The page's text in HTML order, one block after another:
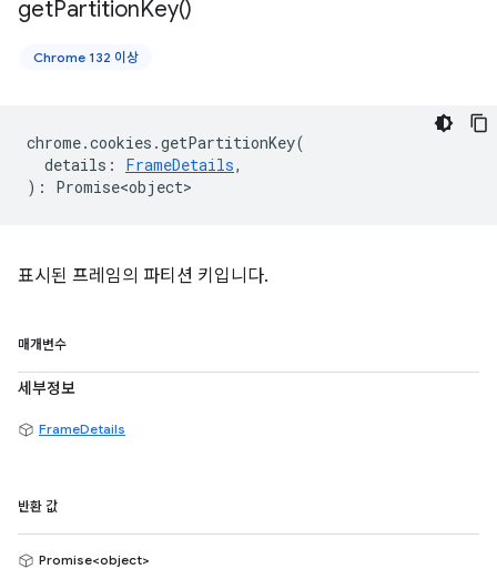
getPartitionKey()
Chrome 132 이상
chrome.cookies .getPartitionKey(
details : FrameDetails,
) : Promise<object>
표시된 프레임의 파티션 키입니다.
매개변수
세부정보
FrameDetails
반환 값
Promise<object>